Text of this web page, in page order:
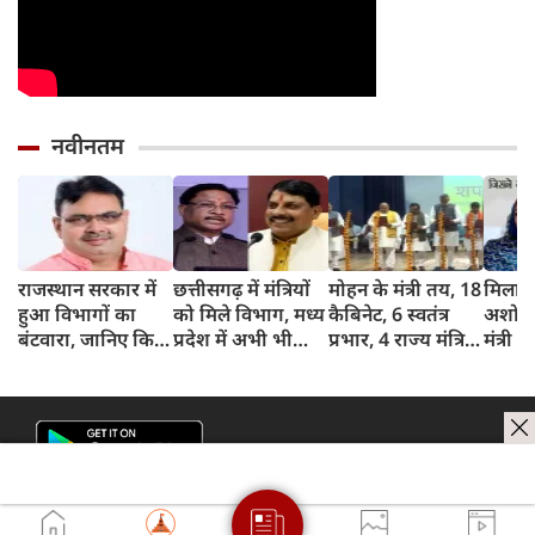
नवीनतम
राजस्थान सरकार में
हुआ विभागों का
बंटवारा, जानिए किसे
छत्तीसगढ़ में मंत्रियों
को मिले विभाग, मध्य
प्रदेश में अभी भी
मोहन के मंत्री तय, 18
कैबिनेट, 6 स्वतंत्र
प्रभार, 4 राज्य मंत्रियोंमंत्री